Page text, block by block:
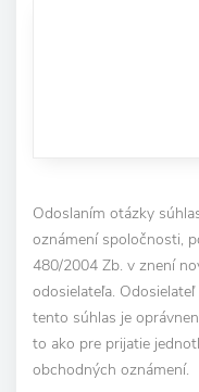
Odoslaním otázky
oznámení spoločnosti,
480/2004 Zb. v znení
odosielateľa.
tento súhlas je
to ako pre prijatie
obchodných oznámení.